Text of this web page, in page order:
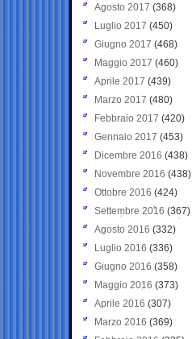
Agosto 2017 (368)
Luglio 2017 (450)
Giugno 2017 (468)
Maggio 2017 (460)
Aprile 2017 (439)
Marzo 2017 (480)
Febbraio 2017 (420)
Gennaio 2017 (453)
Dicembre 2016 (438)
Novembre 2016 (438)
Ottobre 2016 (424)
Settembre 2016 (367)
Agosto 2016 (332)
Luglio 2016 (336)
Giugno 2016 (358)
Maggio 2016 (373)
Aprile 2016 (307)
Marzo 2016 (369)